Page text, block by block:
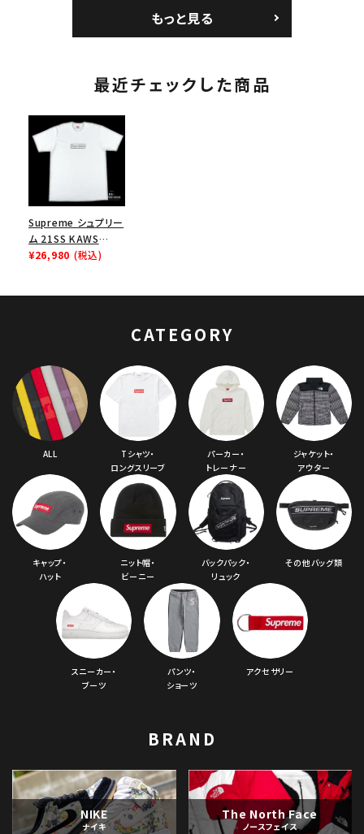
もっと見る
最近チェックした商品
Supreme シュプリー
ム 21SS KAWS
Chalk Logo Tee カ
¥26,980 (税込)
CATEGORY
ALL
Tシャツ・
ロングスリーブ
パーカー・
トレーナー
ジャケット・
アウター
キャップ・
ハット
ニット帽・
ビーニー
バックパック・
リュック
その他バッグ類
スニーカー・
ブーツ
パンツ・
ショーツ
アクセサリー
BRAND
NIKE
ナイキ
The North Face
ノースフェイス